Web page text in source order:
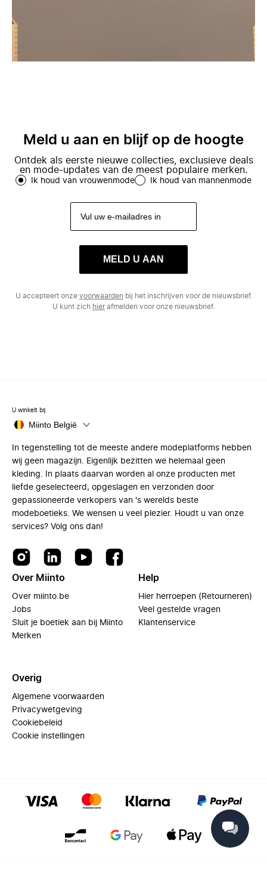
Meld u aan en blijf op de hoogte
Ontdek als eerste nieuwe collecties, exclusieve deals
en mode-updates van de meest populaire merken.
Ik houd van vrouwenmode Ik houd van mannenmode
MELD U AAN
U accepteert onze voorwaarden bij het inschrijven voor de nieuwsbrief.
U kunt zich hierafmelden voor onze nieuwsbrief.
U winkelt bij
Miinto België
In tegenstelling tot de meeste andere modeplatforms hebben
wij geen magazijn. Eigenlijk bezitten we helemaal geen
kleding. In plaats daarvan worden al onze producten met
liefde geselecteerd, opgeslagen en verzonden door
gepassioneerde verkopers van 's werelds beste
modeboetieks. We wensen u veel plezier. Houdt u van onze
services? Volg ons dan!
Over Miinto
Over miinto.be
Jobs
Sluit je boetiek aan bij Miinto
Merken
Help
Hier herroepen (Retourneren)
Veel gestelde vragen
Klantenservice
Overig
Algemene voorwaarden
Privacywetgeving
Cookiebeleid
Cookie instellingen